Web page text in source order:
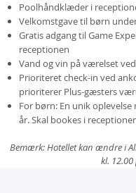
Poolhåndklæder i
Velkomstgave til børn
Gratis adgang til Game
receptionen
Vand og vin på værelset
Prioriteret check-in ved
prioriterer Plus-gæsters
For børn: En unik
år. Skal bookes i
Bemærk: Hotellet kan ændre i
kl.